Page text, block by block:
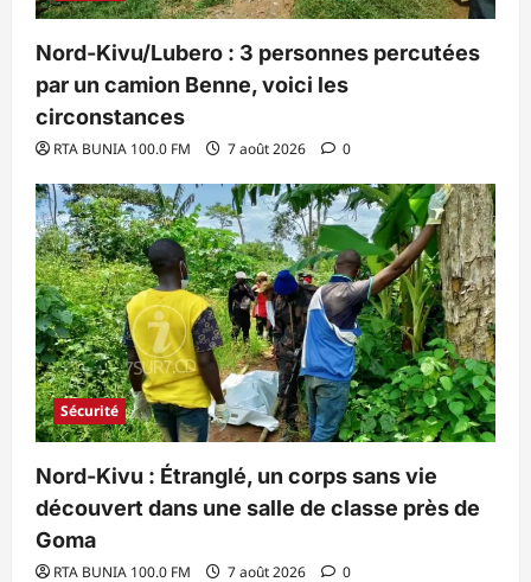
Nord-Kivu/Lubero : 3 personnes percutées
par un camion Benne, voici les
circonstances
RTA BUNIA 100.0 FM 7 août 2026 0
Sécurité
Nord-Kivu : Étranglé, un corps sans vie
découvert dans une salle de classe près de
Goma
RTA BUNIA 100.0 FM 7 août 2026 0